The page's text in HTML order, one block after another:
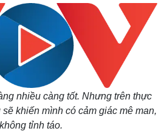
nhiều càng tốt. Nhưng trên thực
khiến mình có cảm giác mê man,
không tỉnh táo.